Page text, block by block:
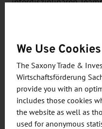
interdisziplinären
Wirtschaftsingenieure,
Methodendenker.
Du bist bereit für
den Bau eines
We Use Cookies
The Saxony Trade &
Wirtschaftsförderung
provide you with an
includes those cookies
the website as well as
used for anonymous